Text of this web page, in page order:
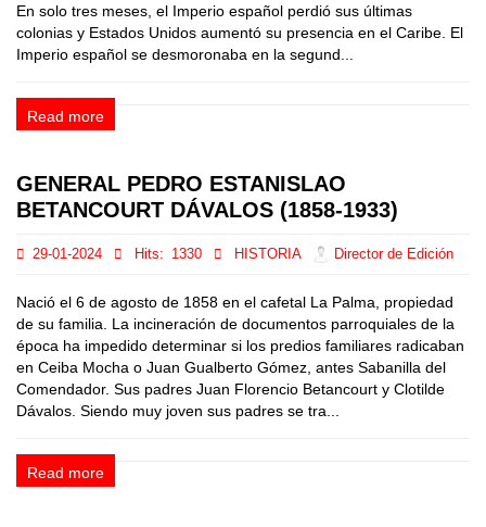
En solo tres meses, el Imperio español perdió sus últimas
colonias y Estados Unidos aumentó su presencia en el Caribe. El
Imperio español se desmoronaba en la segund...
Read more
GENERAL PEDRO ESTANISLAO
BETANCOURT DÁVALOS (1858-1933)
29-01-2024 Hits: 1330 HISTORIA Director de Edición
Nació el 6 de agosto de 1858 en el cafetal La Palma, propiedad
de su familia. La incineración de documentos parroquiales de la
época ha impedido determinar si los predios familiares radicaban
en Ceiba Mocha o Juan Gualberto Gómez, antes Sabanilla del
Comendador. Sus padres Juan Florencio Betancourt y Clotilde
Dávalos. Siendo muy joven sus padres se tra...
Read more